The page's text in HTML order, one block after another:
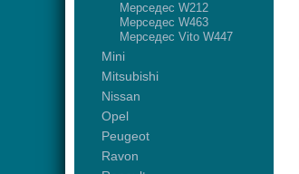
Мерседес W212
Мерседес W463
Мерседес Vito W447
Mini
Mitsubishi
Nissan
Opel
Peugeot
Ravon